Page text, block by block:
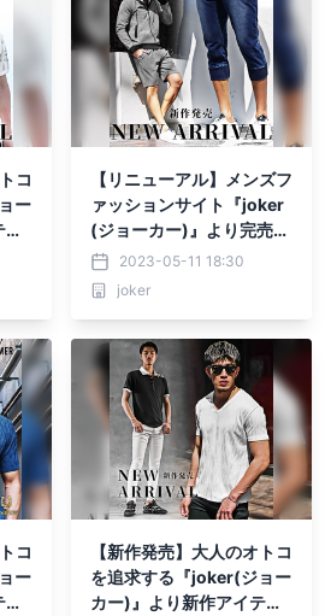
コ
ー
【リニューアル】メンズフ
ァッションサイト『joker
(ジョーカー)』より完売ア
イテムが新しくなって5月
11日に再販開始。
2023-05-11 18:30
joker
コ
ー
【新作発売】大人のオトコ
を追求する『joker(ジョー
カー)』より新作アイテム